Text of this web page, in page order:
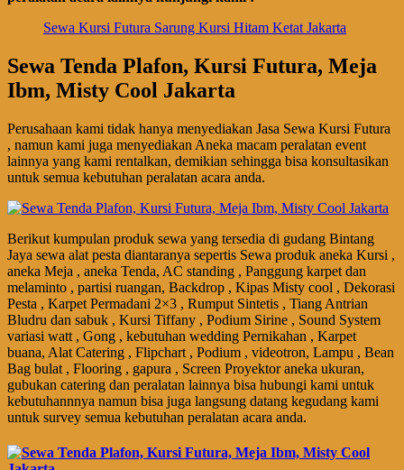
Sewa Kursi Futura Sarung Kursi Hitam Ketat Jakarta
Sewa Tenda Plafon, Kursi Futura, Meja
Ibm, Misty Cool Jakarta
Perusahaan kami tidak hanya menyediakan Jasa Sewa Kursi Futura
, namun kami juga menyediakan Aneka macam peralatan event
lainnya yang kami rentalkan, demikian sehingga bisa konsultasikan
untuk semua kebutuhan peralatan acara anda.
Berikut kumpulan produk sewa yang tersedia di gudang Bintang
Jaya sewa alat pesta diantaranya sepertis Sewa produk aneka Kursi ,
aneka Meja , aneka Tenda, AC standing , Panggung karpet dan
melaminto , partisi ruangan, Backdrop , Kipas Misty cool , Dekorasi
Pesta , Karpet Permadani 2×3 , Rumput Sintetis , Tiang Antrian
Bludru dan sabuk , Kursi Tiffany , Podium Sirine , Sound System
variasi watt , Gong , kebutuhan wedding Pernikahan , Karpet
buana, Alat Catering , Flipchart , Podium , videotron, Lampu , Bean
Bag bulat , Flooring , gapura , Screen Proyektor aneka ukuran,
gubukan catering dan peralatan lainnya bisa hubungi kami untuk
kebutuhannnya namun bisa juga langsung datang kegudang kami
untuk survey semua kebutuhan peralatan acara anda.